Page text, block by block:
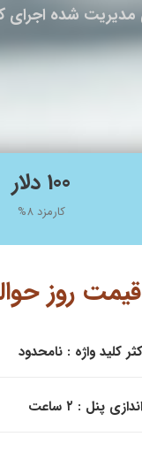
مدیریت شده اجرای
100 دلار
کارمزد 8%
قیمت روز
کلید واژه : نامحدود
پنل : ۲ ساعت